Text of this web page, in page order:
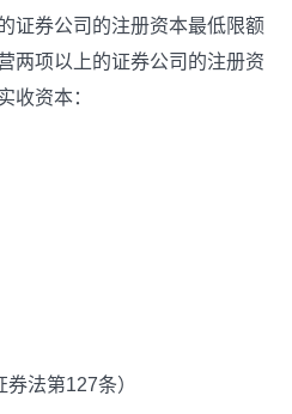
券公司的注册资本最低限额
两项以上的证券公司的注册资
收资本：
法第127条）